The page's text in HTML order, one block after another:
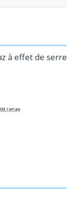
à effet de serre
/ m².an